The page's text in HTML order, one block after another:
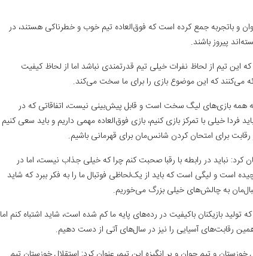
و باتجربه جمع کرده است که فوق‌العاده تیم خوب و خطرناکی هستند، در
پیروز باشند.
این تیم از لحاظ نفرات خیلی تیم قدرتمندی نباشد اما از لحاظ کیفیت
می‌کنند که این موضوع بازی را برای ما سخت می‌کند.
که همه بازی‌های لیگ سخت است و قابل پیش‌بینی نیست، اتفاقاتی که در
خیلی با تمرکز بازی کنیم، بازی فوق‌العاده مهمی داریم و باید سعی کنیم
برای امتحان کردن شانس‌مان برای قهرمانی باشیم.
کرد: نباید در رابطه با رقبا صحبت کنم چرا که خیلی جذاب نیست، اما در
است و لیگی است که باید از یک‌لحاظی فوتبال ما را به فکر ببرد که شاید
به چالش‌های خیلی بزرگ می‌خوریم.
تولید بازیکنان باکیفیت در رده‌های پایه ما کم شده است، شاید اشتباه کنم اما
رقابت‌های آسیایی را نیز در سال‌های آتی از دست دهیم.